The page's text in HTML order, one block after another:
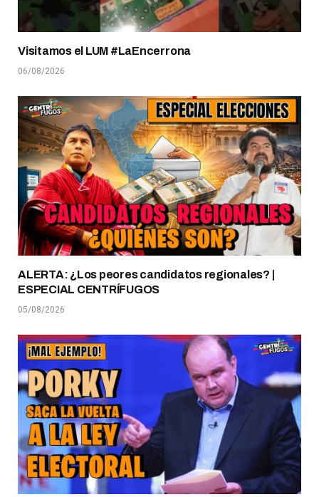
Visitamos el LUM #LaEncerrona
06/08/2026
ALERTA: ¿Los peores candidatos regionales? |
ESPECIAL CENTRÍFUGOS
05/08/2026